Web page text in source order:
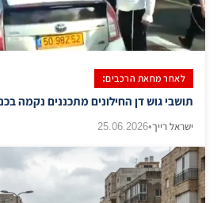
לאחר מחאת הרכבים:
​תושבי גוש דן החילונים מתכננים נקמה
ישראל רייך•
25.06.2026